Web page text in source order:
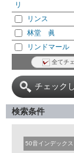
全てチ
リ
リンス
林堂 眞
リンドマール
チェック
検索条件
50音インデックス